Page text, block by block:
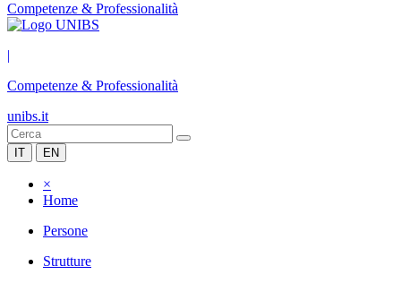
Competenze & Professionalità
|
Competenze & Professionalità
unibs.it
IT EN
×
Home
Persone
Strutture